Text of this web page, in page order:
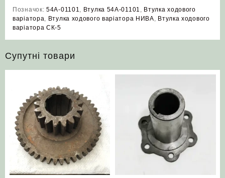
Позначок: 54А-01101, Втулка 54А-01101 , Втулка ходового
варіатора, Втулка ходового варіатора НИВА, Втулка ходового
варіатора СК-5
Супутні товари